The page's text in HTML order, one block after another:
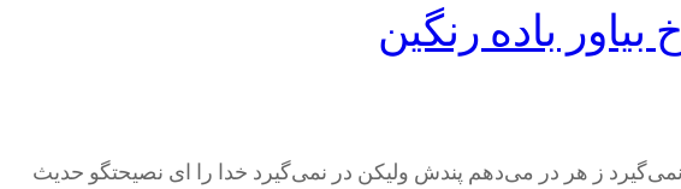
باده رنگین
ز هر در می‌دهم پندش ولیکن در نمی‌گیرد خدا را ای نصیحتگو حدیث